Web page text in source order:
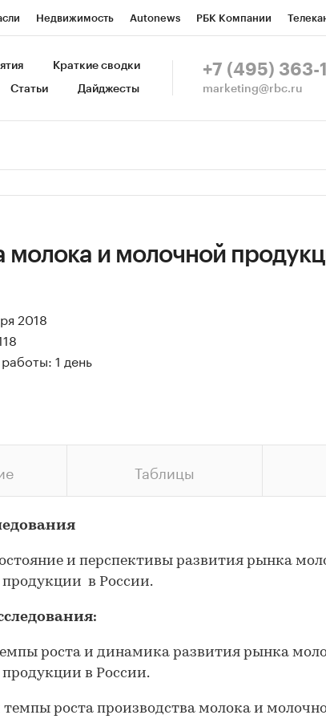
Недвижимость Autonews РБК Компании
Спецпроекты СПб Конференции СПб Спецпроекты
Краткие сводки
Статьи Дайджесты
+7 (495) 363-
marketing@rbc.ru
молока и молочной
2018
1 день
Таблицы
и перспективы развития рынка
в России.
роста и динамика развития рынка
в России.
темпы роста производства молока и